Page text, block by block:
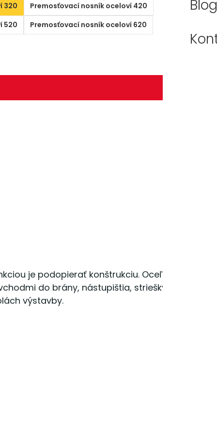
320
Premosťovací nosník oceloví 420
520
Premosťovací nosník oceloví 620
je podopierať konštrukciu. Oceľové
do brány, nástupištia, striešky, atypické
výstavby.
Blog